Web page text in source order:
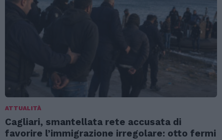
ATTUALITÀ
Cagliari, smantellata rete accusata di
favorire l’immigrazione irregolare: otto fermi